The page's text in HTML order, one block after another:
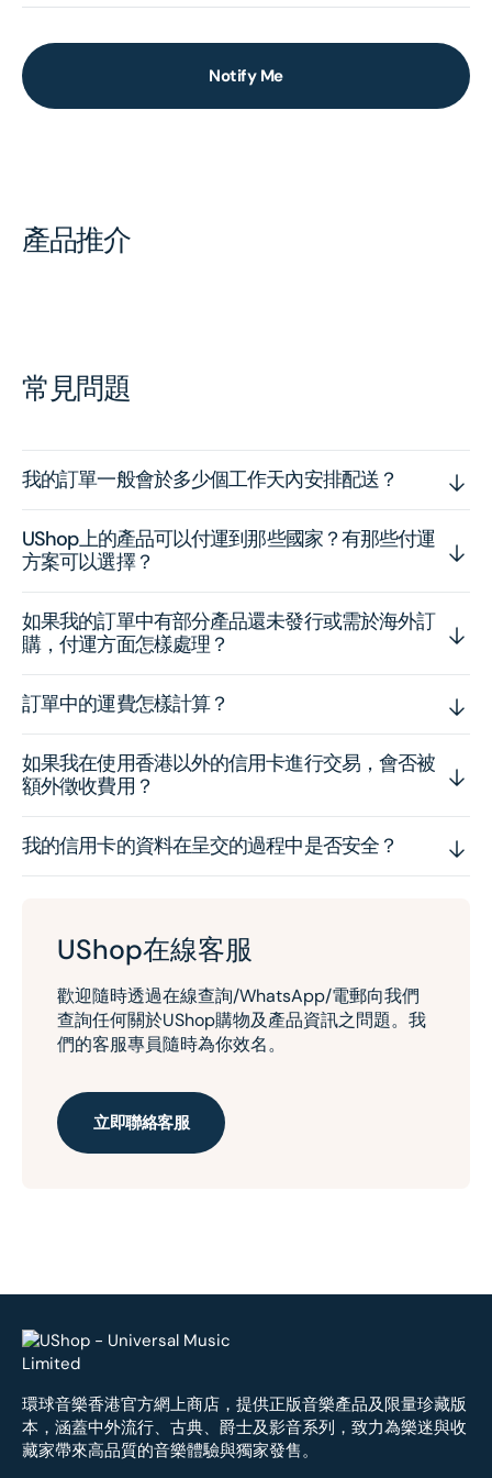
Notify Me
產品推介
常見問題
我的訂單一般會於多少個工作天內安排配送？
UShop上的產品可以付運到那些國家？有那些付運
方案可以選擇？
如果我的訂單中有部分產品還未發行或需於海外訂
購，付運方面怎樣處理？
訂單中的運費怎樣計算？
如果我在使用香港以外的信用卡進行交易，會否被
額外徵收費用？
我的信用卡的資料在呈交的過程中是否安全？
UShop在線客服
歡迎隨時透過在線查詢/WhatsApp/電郵向我們
查詢任何關於UShop購物及產品資訊之問題。我
們的客服專員隨時為你效名。
立即聯絡客服
環球音樂香港官方網上商店，提供正版音樂產品及限量珍藏版
本，涵蓋中外流行、古典、爵士及影音系列，致力為樂迷與收
藏家帶來高品質的音樂體驗與獨家發售。